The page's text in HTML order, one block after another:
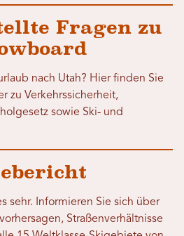
Fragen zu
nach Utah? Hier finden Sie
zu Verkehrssicherheit,
sowie Ski- und
sehr. Informieren Sie sich über
Straßenverhältnisse